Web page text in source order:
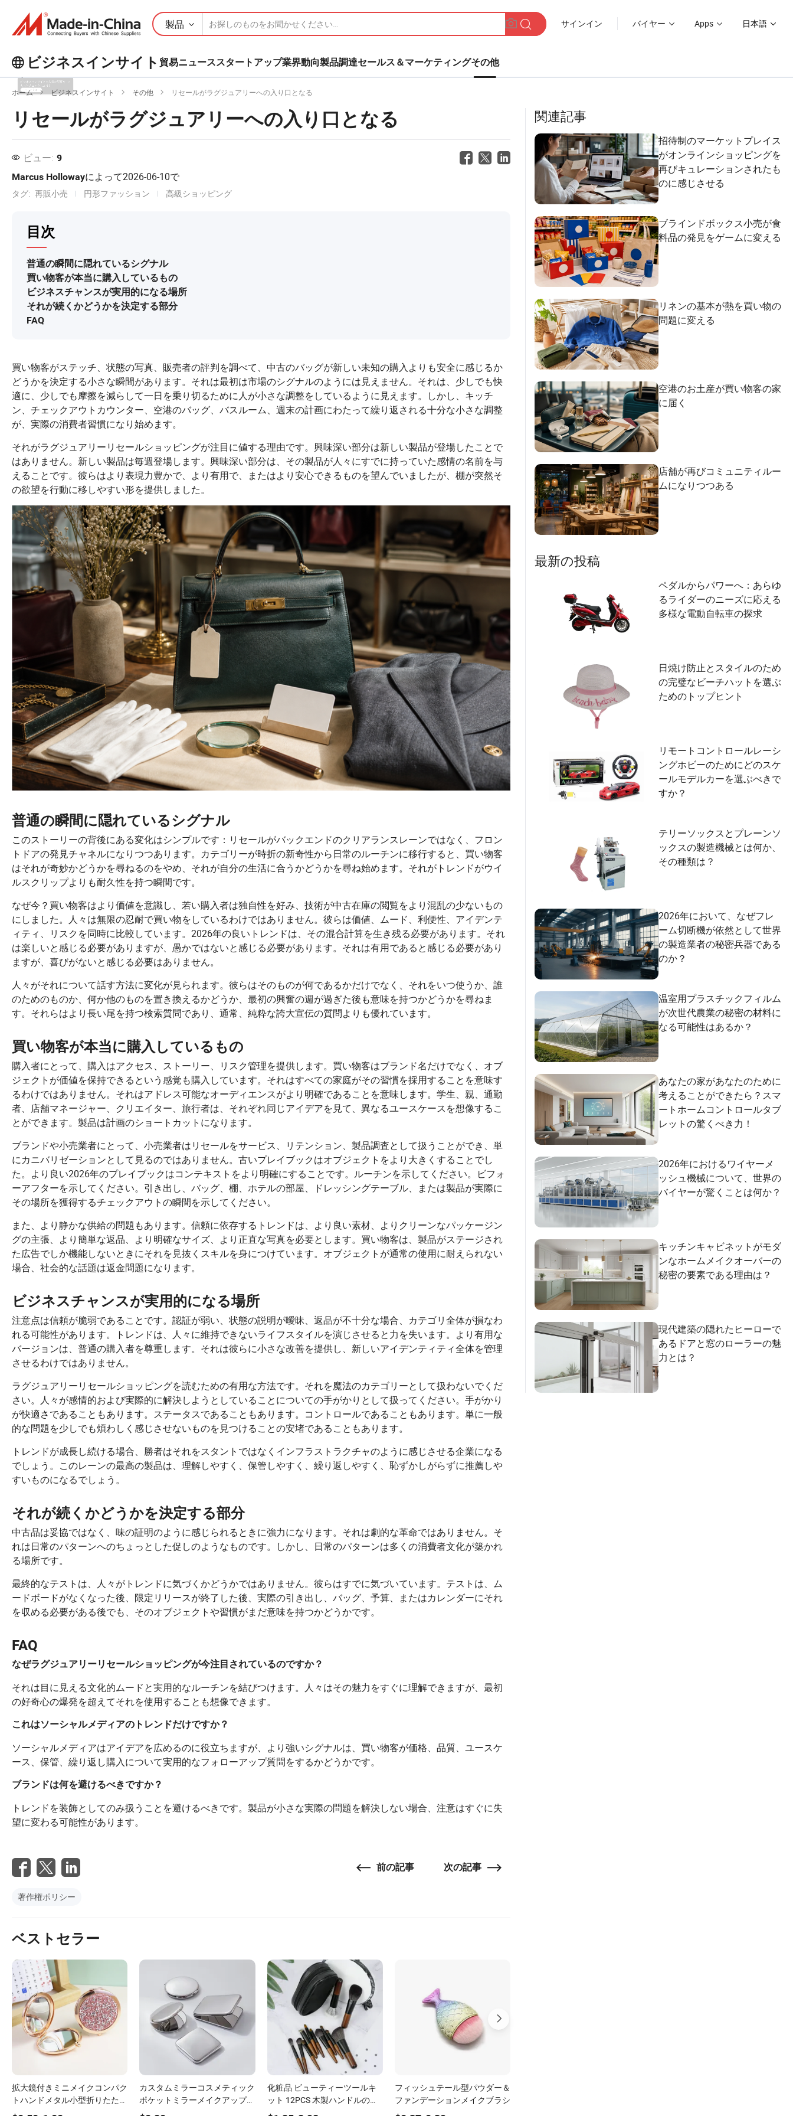
製品 サインイン バイヤー Apps 日本語
ビジネスインサイト 貿易ニューススタートアップ業界動向製品調達セールス＆マーケティングその他
ビジネスインサイトで人気の記事を
もっと見る
ホーム ビジネスインサイト その他 リセールがラグジュアリーへの入り口となる
リセールがラグジュアリーへの入り口となる
ビュー: 9
Marcus Hollowayによって2026-06-10で
タグ: 再販小売 円形ファッション 高級ショッピング
目次
普通の瞬間に隠れているシグナル
買い物客が本当に購入しているもの
ビジネスチャンスが実用的になる場所
それが続くかどうかを決定する部分
FAQ
買い物客がステッチ、状態の写真、販売者の評判を調べて、中古のバッグが新しい未知の購入よりも安全に感じるか
どうかを決定する小さな瞬間があります。それは最初は市場のシグナルのようには見えません。それは、少しでも快
適に、少しでも摩擦を減らして一日を乗り切るために人が小さな調整をしているように見えます。しかし、キッチ
ン、チェックアウトカウンター、空港のバッグ、バスルーム、週末の計画にわたって繰り返される十分な小さな調整
が、実際の消費者習慣になり始めます。
それがラグジュアリーリセールショッピングが注目に値する理由です。興味深い部分は新しい製品が登場したことで
はありません。新しい製品は毎週登場します。興味深い部分は、その製品が人々にすでに持っていた感情の名前を与
えることです。彼らはより表現力豊かで、より有用で、またはより安心できるものを望んでいましたが、棚が突然そ
の欲望を行動に移しやすい形を提供しました。
普通の瞬間に隠れているシグナル
このストーリーの背後にある変化はシンプルです：リセールがバックエンドのクリアランスレーンではなく、フロン
トドアの発見チャネルになりつつあります。カテゴリーが時折の新奇性から日常のルーチンに移行すると、買い物客
はそれが奇妙かどうかを尋ねるのをやめ、それが自分の生活に合うかどうかを尋ね始めます。それがトレンドがウイ
ルスクリップよりも耐久性を持つ瞬間です。
なぜ今？買い物客はより価値を意識し、若い購入者は独自性を好み、技術が中古在庫の閲覧をより混乱の少ないもの
にしました。人々は無限の忍耐で買い物をしているわけではありません。彼らは価値、ムード、利便性、アイデンテ
ィティ、リスクを同時に比較しています。2026年の良いトレンドは、その混合計算を生き残る必要があります。それ
は楽しいと感じる必要がありますが、愚かではないと感じる必要があります。それは有用であると感じる必要があり
ますが、喜びがないと感じる必要はありません。
人々がそれについて話す方法に変化が見られます。彼らはそのものが何であるかだけでなく、それをいつ使うか、誰
のためのものか、何か他のものを置き換えるかどうか、最初の興奮の週が過ぎた後も意味を持つかどうかを尋ねま
す。それらはより長い尾を持つ検索質問であり、通常、純粋な誇大宣伝の質問よりも優れています。
買い物客が本当に購入しているもの
購入者にとって、購入はアクセス、ストーリー、リスク管理を提供します。買い物客はブランド名だけでなく、オブ
ジェクトが価値を保持できるという感覚も購入しています。それはすべての家庭がその習慣を採用することを意味す
るわけではありません。それはアドレス可能なオーディエンスがより明確であることを意味します。学生、親、通勤
者、店舗マネージャー、クリエイター、旅行者は、それぞれ同じアイデアを見て、異なるユースケースを想像するこ
とができます。製品は計画のショートカットになります。
ブランドや小売業者にとって、小売業者はリセールをサービス、リテンション、製品調査として扱うことができ、単
にカニバリゼーションとして見るのではありません。古いプレイブックはオブジェクトをより大きくすることでし
た。より良い2026年のプレイブックはコンテキストをより明確にすることです。ルーチンを示してください。ビフォ
ーアフターを示してください。引き出し、バッグ、棚、ホテルの部屋、ドレッシングテーブル、または製品が実際に
その場所を獲得するチェックアウトの瞬間を示してください。
また、より静かな供給の問題もあります。信頼に依存するトレンドは、より良い素材、よりクリーンなパッケージン
グの主張、より簡単な返品、より明確なサイズ、より正直な写真を必要とします。買い物客は、製品がステージされ
た広告でしか機能しないときにそれを見抜くスキルを身につけています。オブジェクトが通常の使用に耐えられない
場合、社会的な話題は返金問題になります。
ビジネスチャンスが実用的になる場所
注意点は信頼が脆弱であることです。認証が弱い、状態の説明が曖昧、返品が不十分な場合、カテゴリ全体が損なわ
れる可能性があります。トレンドは、人々に維持できないライフスタイルを演じさせると力を失います。より有用な
バージョンは、普通の購入者を尊重します。それは彼らに小さな改善を提供し、新しいアイデンティティ全体を管理
させるわけではありません。
ラグジュアリーリセールショッピングを読むための有用な方法です。それを魔法のカテゴリーとして扱わないでくだ
さい。人々が感情的および実際的に解決しようとしていることについての手がかりとして扱ってください。手がかり
が快適さであることもあります。ステータスであることもあります。コントロールであることもあります。単に一般
的な問題を少しでも煩わしく感じさせないものを見つけることの安堵であることもあります。
トレンドが成長し続ける場合、勝者はそれをスタントではなくインフラストラクチャのように感じさせる企業になる
でしょう。このレーンの最高の製品は、理解しやすく、保管しやすく、繰り返しやすく、恥ずかしがらずに推薦しや
すいものになるでしょう。
それが続くかどうかを決定する部分
中古品は妥協ではなく、味の証明のように感じられるときに強力になります。それは劇的な革命ではありません。そ
れは日常のパターンへのちょっとした促しのようなものです。しかし、日常のパターンは多くの消費者文化が築かれ
る場所です。
最終的なテストは、人々がトレンドに気づくかどうかではありません。彼らはすでに気づいています。テストは、ム
ードボードがなくなった後、限定リリースが終了した後、実際の引き出し、バッグ、予算、またはカレンダーにそれ
を収める必要がある後でも、そのオブジェクトや習慣がまだ意味を持つかどうかです。
FAQ
なぜラグジュアリーリセールショッピングが今注目されているのですか？
それは目に見える文化的ムードと実用的なルーチンを結びつけます。人々はその魅力をすぐに理解できますが、最初
の好奇心の爆発を超えてそれを使用することも想像できます。
これはソーシャルメディアのトレンドだけですか？
ソーシャルメディアはアイデアを広めるのに役立ちますが、より強いシグナルは、買い物客が価格、品質、ユースケ
ース、保管、繰り返し購入について実用的なフォローアップ質問をするかどうかです。
ブランドは何を避けるべきですか？
トレンドを装飾としてのみ扱うことを避けるべきです。製品が小さな実際の問題を解決しない場合、注意はすぐに失
望に変わる可能性があります。
著作権ポリシー
前の記事 次の記事
ベストセラー
拡大鏡付きミニメイクコンパク
トハンドメタル小型折りたたみ
化粧ポケットミラー
カスタムミラーコスメティック
ポケットミラーメイクアップツ
ール昇華金属コンパクトミラー
化粧品 ビューティーツールキ
ット 12PCS 木製ハンドルの化
粧ブラシセット 顔用 リップ用
フィッシュテール型パウダー＆
ファンデーションメイクブラシ
関連記事
招待制のマーケットプレイス
がオンラインショッピングを
再びキュレーションされたも
のに感じさせる
ブラインドボックス小売が食
料品の発見をゲームに変える
リネンの基本が熱を買い物の
問題に変える
空港のお土産が買い物客の家
に届く
店舗が再びコミュニティルー
ムになりつつある
最新の投稿
ペダルからパワーへ：あらゆ
るライダーのニーズに応える
多様な電動自転車の探求
日焼け防止とスタイルのため
の完璧なビーチハットを選ぶ
ためのトップヒント
リモートコントロールレーシ
ングホビーのためにどのスケ
ールモデルカーを選ぶべきで
すか？
テリーソックスとプレーンソ
ックスの製造機械とは何か、
その種類は？
2026年において、なぜフレ
ーム切断機が依然として世界
の製造業者の秘密兵器である
のか？
温室用プラスチックフィルム
が次世代農業の秘密の材料に
なる可能性はあるか？
あなたの家があなたのために
考えることができたら？スマ
ートホームコントロールタブ
レットの驚くべき力！
2026年におけるワイヤーメ
ッシュ機械について、世界の
バイヤーが驚くことは何か？
キッチンキャビネットがモダ
ンなホームメイクオーバーの
秘密の要素である理由は？
現代建築の隠れたヒーローで
あるドアと窓のローラーの魅
力とは？